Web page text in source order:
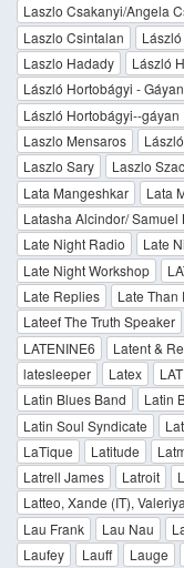
Laszlo Csakanyi/Angela
Laszlo Csintalan
Laszlo Hadady
László
László Hortobágyi -
László Hortobágyi--gáyan
Laszlo Mensaros
Laszlo Sary
Laszlo
Lata Mangeshkar
Lata
Latasha Alcindor/ Samuel
Late Night Radio
Late
Late Night Workshop
Late Replies
Late Than
Lateef The Truth Speaker
LATENINE6
Latent &
latesleeper
Latex
Latin Blues Band
Latin
Latin Soul Syndicate
LaTique
Latitude
Latrell James
Latroit
Latteo, Xande (IT),
Lau Frank
Lau Nau
Laufey
Lauff Lauge